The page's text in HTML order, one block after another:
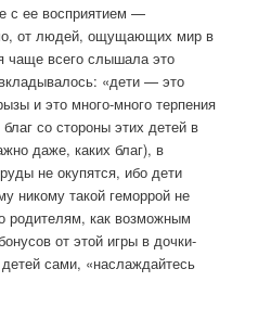
с ее восприятием —
от людей, ощущающих мир в
чаще всего слышала это
«дети — это
и это много-много терпения
со стороны этих детей в
даже, каких благ), в
не окупятся, ибо дети
никому такой геморрой не
родителям, как возможным
от этой игры в дочки-
сами, «наслаждайтесь